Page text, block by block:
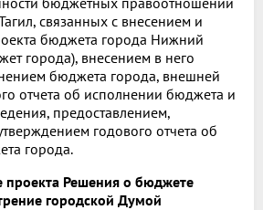
связанных с внесением и
бюджета города Нижний
города), внесением в него
бюджета города, внешней
отчета об исполнении бюджета и
предоставлением,
годового отчета об
города.
проекта Решения о бюджете
городской Думой